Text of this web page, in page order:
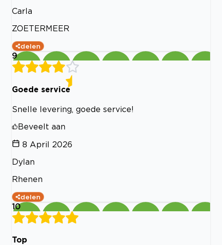
Carla
ZOETERMEER
delen
9
Goede service
Snelle levering, goede service!
Beveelt aan
8 April 2026
Dylan
Rhenen
delen
10
Top